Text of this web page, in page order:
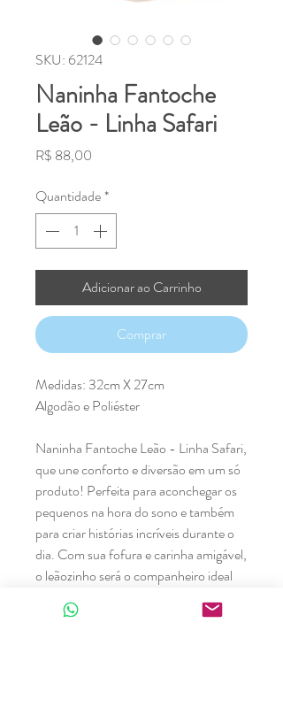
SKU: 62124
Naninha Fantoche
Leão - Linha Safari
R$ 88,00
Quantidade*
Adicionar ao Carrinho
Comprar
Medidas: 32cm X 27cm
Algodão e Poliéster
Naninha Fantoche Leão - Linha Safari,
que une conforto e diversão em um só
produto! Perfeita para aconchegar os
pequenos na hora do sono e também
para criar histórias incríveis durante o
dia. Com sua fofura e carinha amigável,
o leãozinho será o companheiro ideal
para cada momento!